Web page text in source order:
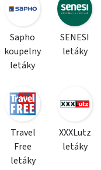
Sapho
koupelny
letáky
SENESI
letáky
Travel
Free
letáky
XXXLutz
letáky